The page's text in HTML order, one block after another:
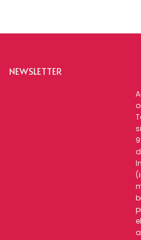
NEWSLETTER